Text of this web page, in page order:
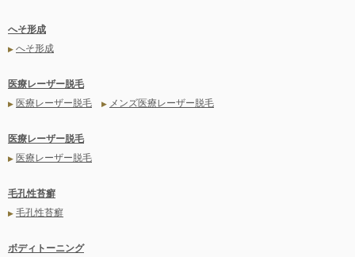
へそ形成
▶ へそ形成
医療レーザー脱毛
▶ 医療レーザー脱毛 ▶ メンズ医療レーザー脱毛
医療レーザー脱毛
▶ 医療レーザー脱毛
毛孔性苔癬
▶ 毛孔性苔癬
ボディトーニング